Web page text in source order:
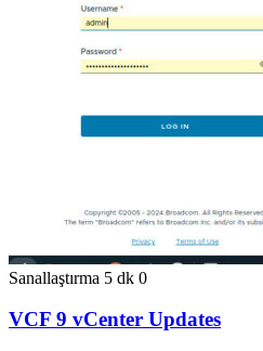
Sanallaştırma 5 dk 0
VCF 9 vCenter Updates